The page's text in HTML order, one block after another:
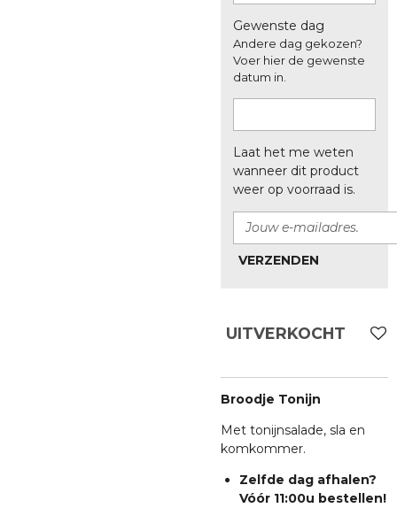
Gewenste dag
Andere dag gekozen?
Voer hier de gewenste
datum in.
Laat het me weten
wanneer dit product
weer op voorraad is.
VERZENDEN
UITVERKOCHT
Broodje Tonijn
Met tonijnsalade, sla en
komkommer.
Zelfde dag afhalen?
Vóór 11:00u bestellen!